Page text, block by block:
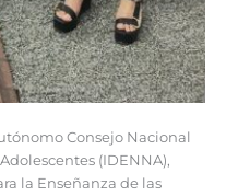
Consejo Nacional
(IDENNA),
la Enseñanza de las